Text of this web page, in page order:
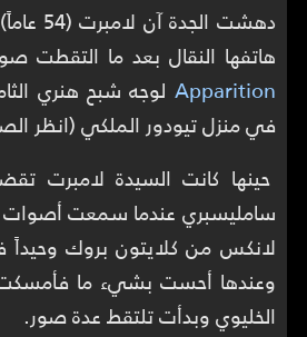
دهشت
هاتفها النقال بعد ما التقطت
Apparition لوجه شبح هنري
في منزل تيودور الملكي (انظر
حينها كانت السيدة لامبرت
سامليسبري عندما سمعت أصوات
لانكس من كلايتون بروك وحيداً
وعندها أحست بشيء ما فأمسكت
الخليوي وبدأت تلتقط عدة صور.